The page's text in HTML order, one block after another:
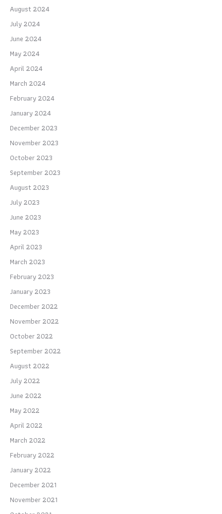
August 2024
July 2024
June 2024
May 2024
April 2024
March 2024
February 2024
January 2024
December 2023
November 2023
October 2023
September 2023
August 2023
July 2023
June 2023
May 2023
April 2023
March 2023
February 2023
January 2023
December 2022
November 2022
October 2022
September 2022
August 2022
July 2022
June 2022
May 2022
April 2022
March 2022
February 2022
January 2022
December 2021
November 2021